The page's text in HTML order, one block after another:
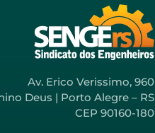
Av. Erico Verissimo, 960
Deus | Porto Alegre – RS
CEP 90160-180